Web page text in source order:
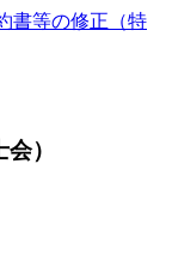
書等の修正（特
）